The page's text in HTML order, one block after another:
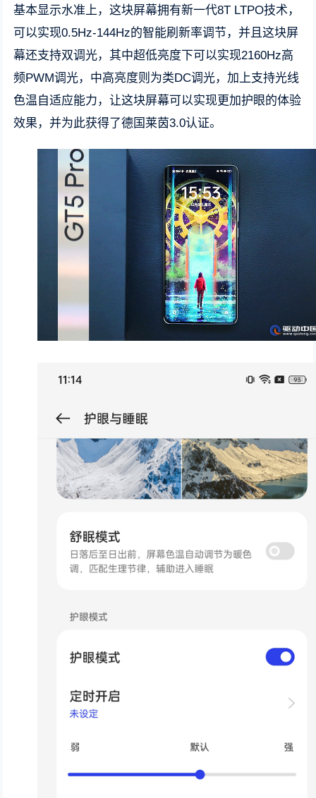
基本显示水准上，这块屏幕拥有新一代8T LTPO技术，
可以实现0.5Hz-144Hz的智能刷新率调节，并且这块屏
幕还支持双调光，其中超低亮度下可以实现2160Hz高
频PWM调光，中高亮度则为类DC调光，加上支持光线
色温自适应能力，让这块屏幕可以实现更加护眼的体验
效果，并为此获得了德国莱茵3.0认证。